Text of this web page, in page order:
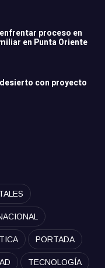
proceso en
en Punta Oriente
con proyecto
PORTADA
TECNOLOGÍA